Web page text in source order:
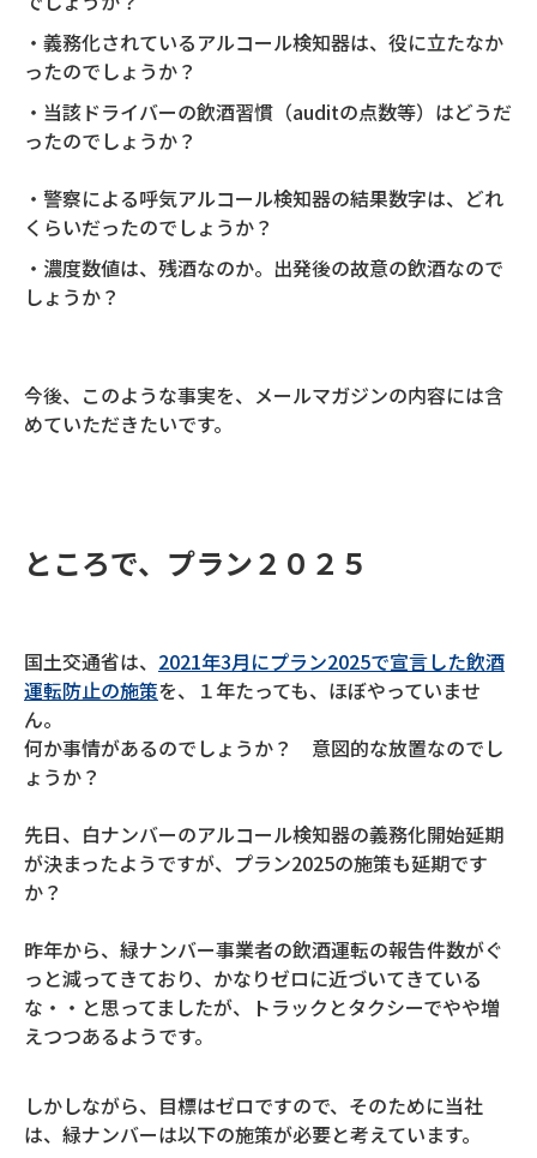
・義務化されているアルコール検知器は、役に立たなか
ったのでしょうか？
・当該ドライバーの飲酒習慣（auditの点数等）はどうだ
ったのでしょうか？
・警察による呼気アルコール検知器の結果数字は、どれ
くらいだったのでしょうか？
・濃度数値は、残酒なのか。出発後の故意の飲酒なので
しょうか？
今後、このような事実を、メールマガジンの内容には含
めていただきたいです。
ところで、プラン２０２５
国土交通省は、 2021年3月にプラン2025で宣言した飲酒
運転防止の施策を、１年たっても、ほぼやっていませ
ん。
何か事情があるのでしょうか？ 意図的な放置なのでし
ょうか？
先日、白ナンバーのアルコール検知器の義務化開始延期
が決まったようですが、プラン2025の施策も延期です
か？
昨年から、緑ナンバー事業者の飲酒運転の報告件数がぐ
っと減ってきており、かなりゼロに近づいてきている
な・・と思ってましたが、トラックとタクシーでやや増
えつつあるようです。
しかしながら、目標はゼロですので、そのために当社
は、緑ナンバーは以下の施策が必要と考えています。